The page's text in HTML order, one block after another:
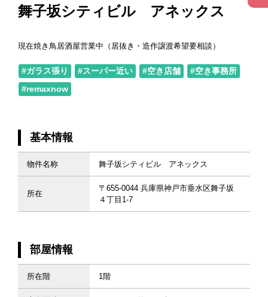
舞子坂シティビル アネックス
現在焼き鳥居酒屋営業中（居抜き・造作譲渡希望要相談）
#ガラス張り #スーパー近い #空き店舗
#空き事務所
#remaxnow
基本情報
物件名称 舞子坂シティビル アネックス
所在
〒655-0044 兵庫県神戸市垂水区舞子坂
４丁目1-7
部屋情報
所在階 1階